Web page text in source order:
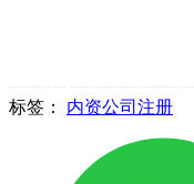
标签： 内资公司注册